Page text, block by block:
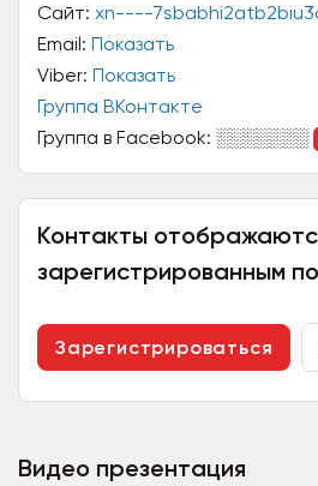
Сайт: xn----
Email: Показать
Viber: Показать
Группа ВКонтакте
Группа в Facebook: ░░░░░░░
Контакты
зарегистрированным
Зарегистрироваться
Видео презентация